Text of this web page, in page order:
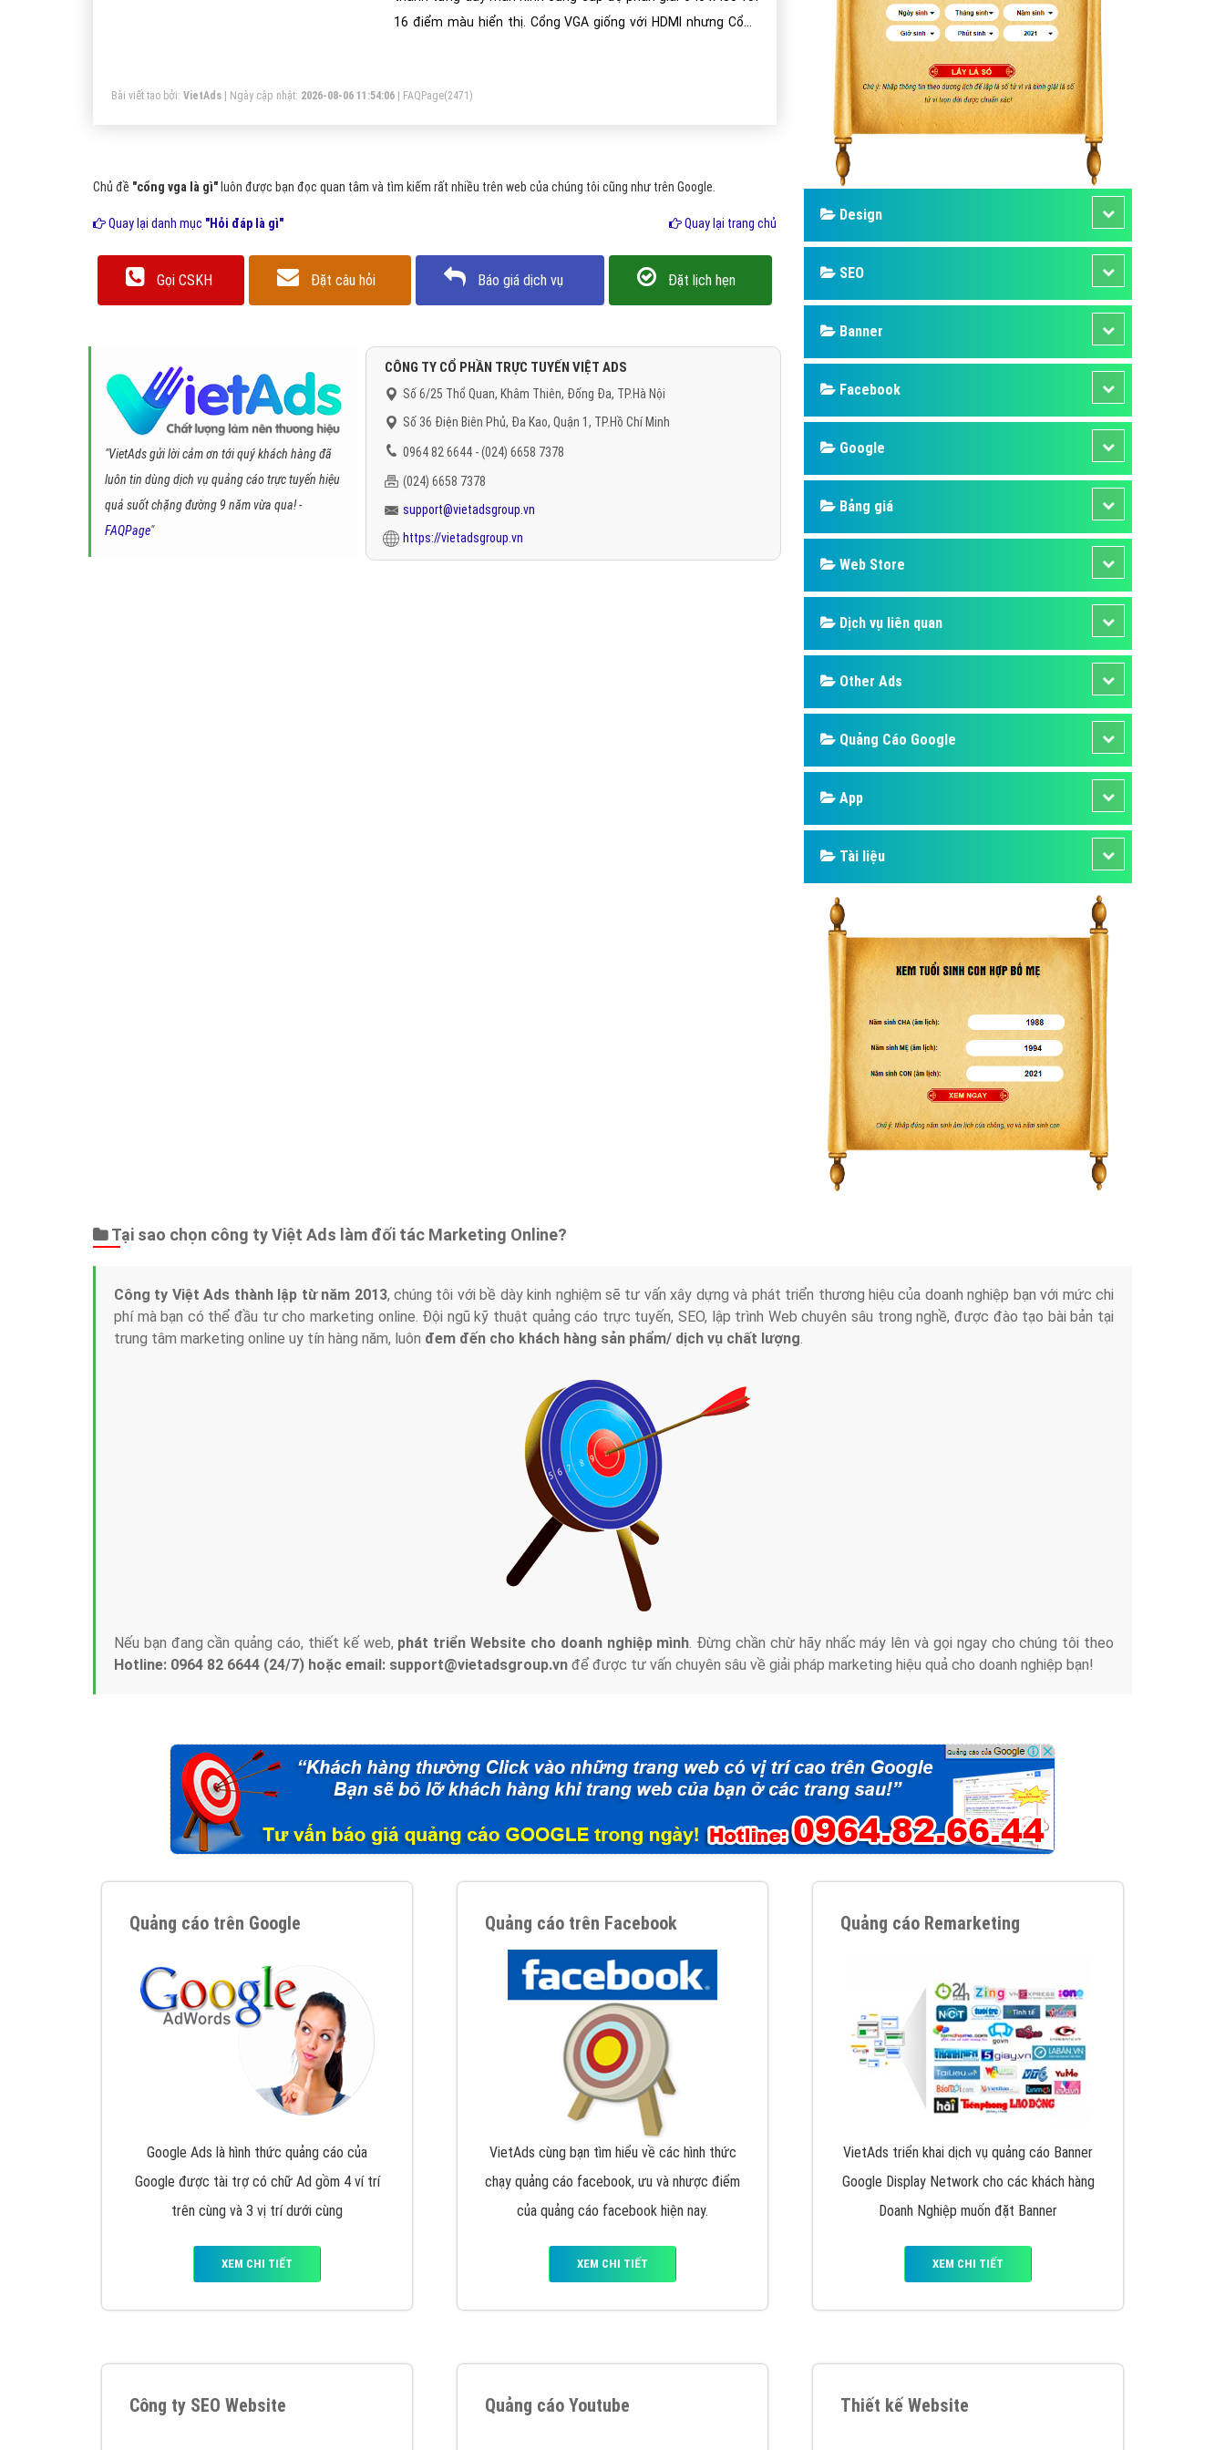
Hỏi đáp phần mềm
Hỏi đáp quảng cáo TVC
Hỏi đáp quảng cáo mobile
Hỏi đáp quảng cáo Online
Hỏi đáp quảng cáo Skype
Quảng cáo Youtube
Dịch vụ quảng cáo Youtube
Dịch vụ quảng cáo Cốc Cốc
Dịch vụ quảng cáo Tiktok
Dịch vụ quảng cáo Zalo
Định nghĩa
Nghĩa là gì
Phần mềm ứng dụng hay
16 điểm màu hiển thị. Cổng VGA giống với HDMI nhưng Cổng
Bài viết tạo bởi: VietAds | Ngày cập nhật: 2026-08-06 11:54:06 FAQPage(2471)
Chủ đề "cổng vga là gì" luôn được bạn đọc quan tâm và tìm kiếm rất nhiều trên web của chúng tôi cũng như trên Google.
Quay lại danh mục "Hỏi đáp là gì" Quay lại trang chủ
Gọi CSKH Đặt câu hỏi Báo giá dịch vụ Đặt lịch hẹn
"VietAds gửi lời cảm ơn tới quý khách hàng đã
luôn tin dùng dịch vụ quảng cáo trực tuyến hiệu
quả suốt chặng đường 9 năm vừa qua! -
FAQPage"
CÔNG TY CỔ PHẦN TRỰC TUYẾN VIỆT ADS
Số 6/25 Thổ Quan, Khâm Thiên, Đống Đa, TP.Hà Nội
Số 36 Điện Biên Phủ, Đa Kao, Quận 1, TP.Hồ Chí Minh
0964 82 6644 - (024) 6658 7378
(024) 6658 7378
support@vietadsgroup.vn
https://vietadsgroup.vn
Design
SEO
Banner
Facebook
Google
Bảng giá
Web Store
Dịch vụ liên quan
Other Ads
Quảng Cáo Google
App
Tài liệu
Tại sao chọn công ty Việt Ads làm đối tác Marketing Online?
Công ty Việt Ads thành lập từ năm 2013, chúng tôi với bề dày kinh nghiệm sẽ tư vấn xây dựng và phát triển thương hiệu của doanh nghiệp bạn với mức chi
phí mà bạn có thể đầu tư cho marketing online. Đội ngũ kỹ thuật quảng cáo trực tuyến, SEO, lập trình Web chuyên sâu trong nghề, được đào tạo bài bản tại
trung tâm marketing online uy tín hàng năm, luôn đem đến cho khách hàng sản phẩm/ dịch vụ chất lượng
Nếu bạn đang cần quảng cáo, thiết kế web, phát triển Website cho doanh nghiệp mình . Đừng chần chừ hãy nhấc máy lên và gọi ngay cho chúng tôi theo
Hotline: 0964 82 6644 (24/7) hoặc email: support@vietadsgroup.vn để được tư vấn chuyên sâu về giải pháp marketing hiệu quả cho doanh nghiệp bạn!
Quảng cáo trên Google
Google Ads là hình thức quảng cáo của
Google được tài trợ có chữ Ad gồm 4 ví trí
trên cùng và 3 vị trí dưới cùng
XEM CHI TIẾT
Quảng cáo trên Facebook
VietAds cùng bạn tìm hiểu về các hình thức
chạy quảng cáo facebook, ưu và nhược điểm
của quảng cáo facebook hiện nay.
XEM CHI TIẾT
Quảng cáo Remarketing
VietAds triển khai dịch vụ quảng cáo Banner
Google Display Network cho các khách hàng
Doanh Nghiệp muốn đặt Banner
XEM CHI TIẾT
Công ty SEO Website Quảng cáo Youtube Thiết kế Website